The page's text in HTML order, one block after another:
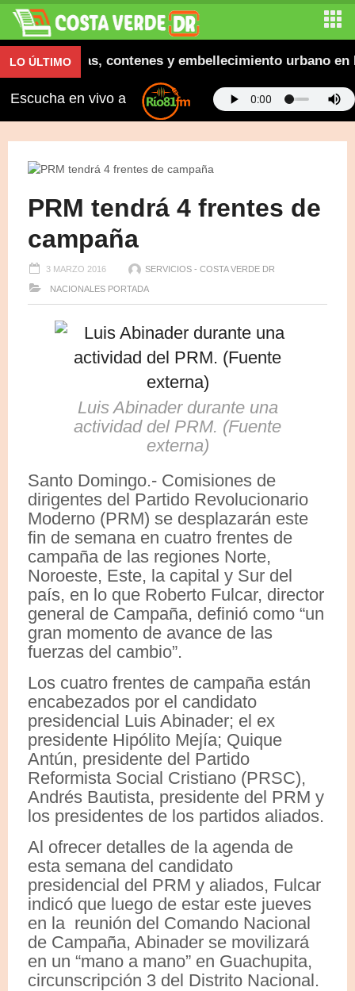
LO ÚLTIMO
aceras, contenes y embellecimiento urbano en El
Escucha en vivo a
PRM tendrá 4 frentes de
campaña
3 MARZO 2016 SERVICIOS - COSTA VERDE DR
NACIONALES PORTADA
Luis Abinader durante una
actividad del PRM. (Fuente
externa)
Santo Domingo.- Comisiones de
dirigentes del Partido Revolucionario
Moderno (PRM) se desplazarán este
fin de semana en cuatro frentes de
campaña de las regiones Norte,
Noroeste, Este, la capital y Sur del
país, en lo que Roberto Fulcar, director
general de Campaña, definió como “un
gran momento de avance de las
fuerzas del cambio”.
Los cuatro frentes de campaña están
encabezados por el candidato
presidencial Luis Abinader; el ex
presidente Hipólito Mejía; Quique
Antún, presidente del Partido
Reformista Social Cristiano (PRSC),
Andrés Bautista, presidente del PRM y
los presidentes de los partidos aliados.
Al ofrecer detalles de la agenda de
esta semana del candidato
presidencial del PRM y aliados, Fulcar
indicó que luego de estar este jueves
en la reunión del Comando Nacional
de Campaña, Abinader se movilizará
en un “mano a mano” en Guachupita,
circunscripción 3 del Distrito Nacional.